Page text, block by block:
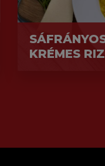
KRÉMES